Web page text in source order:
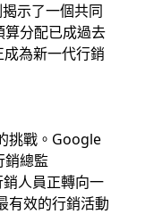
示了一個共同
算分配已成過去
為新一代行銷
挑戰。Google
銷總監
人員正轉向一
有效的行銷活動